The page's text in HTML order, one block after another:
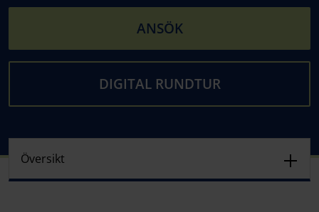
ANSÖK
DIGITAL RUNDTUR